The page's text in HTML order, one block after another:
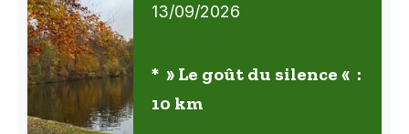
13/09/2026
* » Le goût du silence « :
10 km